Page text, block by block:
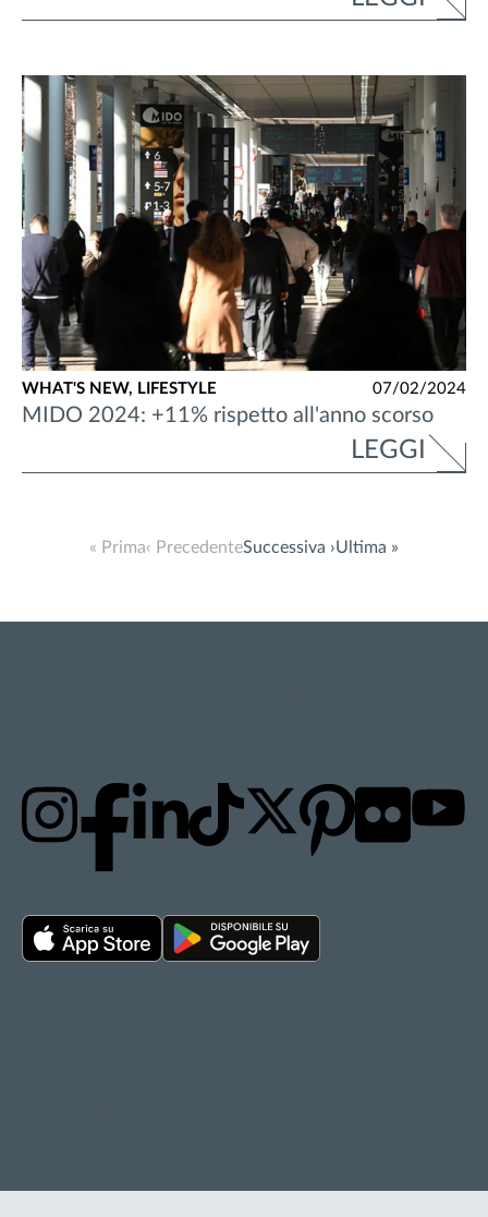
WHAT'S NEW, LIFESTYLE 07/02/2024
MIDO 2024: +11% rispetto all'anno scorso
LEGGI
« Prima‹ PrecedenteSuccessiva ›Ultima »